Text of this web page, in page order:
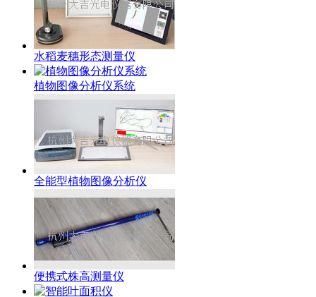
水稻麦穗形态测量仪
植物图像分析仪系统
全能型植物图像分析仪
便携式株高测量仪